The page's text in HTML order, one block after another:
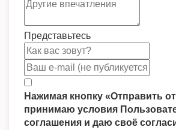
Представьтесь
Нажимая кнопку «Отправить
принимаю условия
соглашения и даю своё